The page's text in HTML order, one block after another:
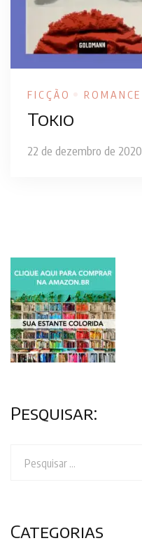
FICÇÃO ROMANCE
Tokio
22 de dezembro de 2020
Pesquisar:
por:
Categorias